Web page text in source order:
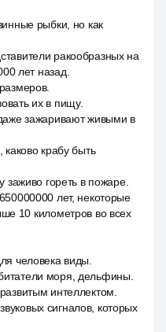
рыбки, но как
ракообразных на
лет назад.
их в пищу.
зажаривают живыми в
крабу быть
заживо гореть в пожаре.
лет, некоторые
10 километров во всех
человека виды.
моря, дельфины.
интеллектом.
сигналов, которых